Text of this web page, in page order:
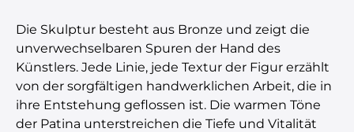
Die Skulptur besteht aus Bronze und zeigt die
unverwechselbaren Spuren der Hand des
Künstlers. Jede Linie, jede Textur der Figur erzählt
von der sorgfältigen handwerklichen Arbeit, die in
ihre Entstehung geflossen ist. Die warmen Töne
der Patina unterstreichen die Tiefe und Vitalität